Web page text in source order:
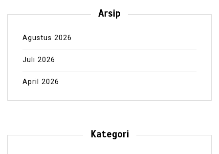
Arsip
Agustus 2026
Juli 2026
April 2026
Kategori